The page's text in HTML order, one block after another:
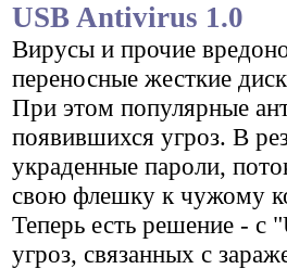
USB Antivirus 1.0
Вирусы и прочие
переносные жесткие
При этом популярные
появившихся угроз. В
украденные пароли,
свою флешку к чужому
Теперь есть решение - с
угроз, связанных с